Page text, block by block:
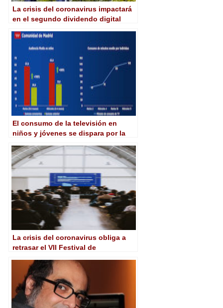
La crisis del coronavirus impactará
en el segundo dividendo digital
El consumo de la televisión en
niños y jóvenes se dispara por la
La crisis del coronavirus obliga a
retrasar el VII Festival de
Interplay